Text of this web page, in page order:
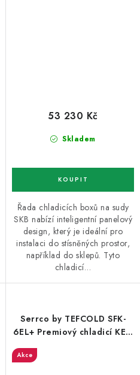
Skladem
53 230 Kč
Řada chladicích boxů na sudy
SKB nabízí inteligentní panelový
design, který je ideální pro
instalaci do stísněných prostor,
například do sklepů. Tyto
chladicí…
Serrco by TEFCOLD SFK-
6EL+ Premiový chladicí KEG
minibar, kompresor vlevo
Akce